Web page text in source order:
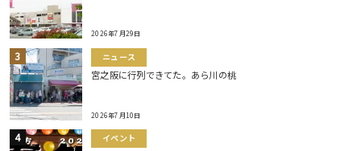
2026年7月29日
ニュース
宮之阪に行列できてた。あら川の桃
2026年7月10日
イベント